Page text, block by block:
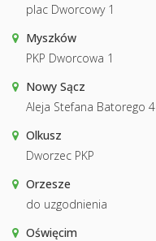
plac Dworcowy 1
Myszków
PKP Dworcowa 1
Nowy Sącz
Aleja Stefana Batorego 4
Olkusz
Dworzec PKP
Orzesze
do uzgodnienia
Oświęcim